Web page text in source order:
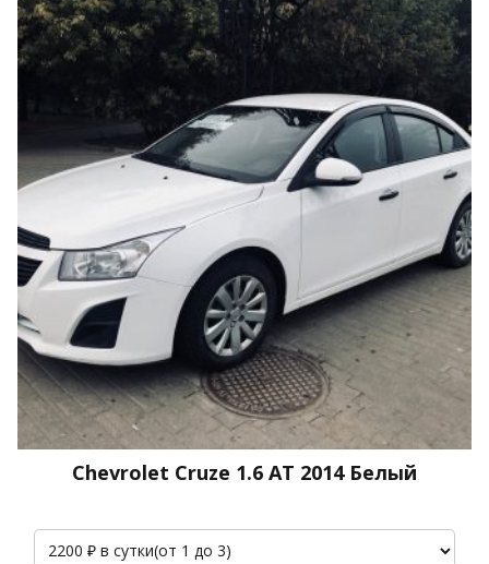
Chevrolet Cruze 1.6 АТ 2014 Белый